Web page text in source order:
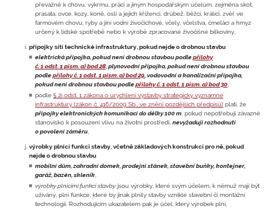
převážně k chovu, výkrmu, práci a jiným hospodářským účelům, zejména skot,
prasata, ovce, kozy, koně, osli a jejich kříženci, drůbež, běžci, králíci, zvěř ve
farmovém chovu, ryby a jiní vodní živočichové, včely, včelstva, čmeláci a hmyz
určený k lidské spotřebě nebo k výrobě zpracované živočišné bílkoviny,
přípojky sítí technické infrastruktury, pokud nejde o drobnou stavbu
elektrická přípojka, pokud není drobnou stavbou podlepřílohy
č. 1 odst. 1 písm. a) bod 28, plynovodní přípojka, pokud není drobnou stavbou
podlepřílohy č. 1 odst. 1 písm. a) bod 29, vodovodní a kanalizační přípojka,
pokud není drobnou stavbou podlepřílohy č. 1 odst. 1 písm. a) bod 30
podle § 2i odst. 1 zákona o urychlení výstavby strategicky významné
infrastruktury (zákon č. 416/2009 Sb., ve znění pozdějších předpisů) platí, že
přípojky elektronických komunikací do délky 100 m , pokud nepotřebují závazné
stanovisko k posouzení vlivu na životní prostředí, nevyžadují rozhodnutí
o povolení záměru
výrobky plnící funkci stavby, včetně základových konstrukcí pro ně, pokud
nejde o drobnou stavbu
mobilní dům, zahradní domek, prodejní stánek, stavební buňky, kontejner,
garáž, bazén, skleník
výrobky plnícími funkci stavby jsou výrobky, které svým účelem, k němuž mají být
užívány, plní funkce, které by jinak plnily stavby vzniklé stavební či montážní
technologií. Rozhodujícím ukazatelem pak je účel, který výrobek plní,